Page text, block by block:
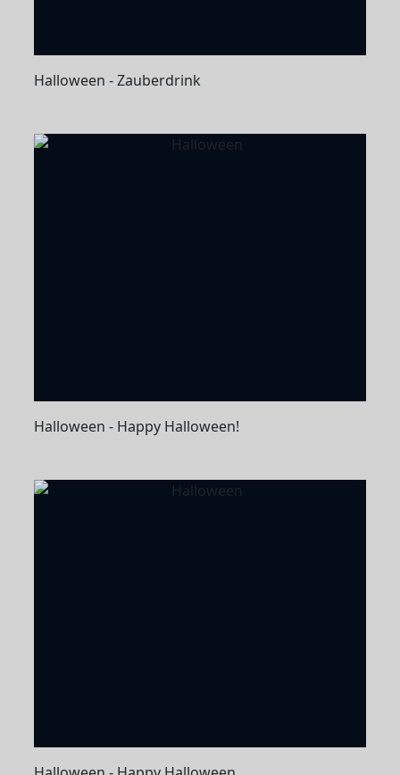
Halloween - Zauberdrink
Halloween - Happy Halloween!